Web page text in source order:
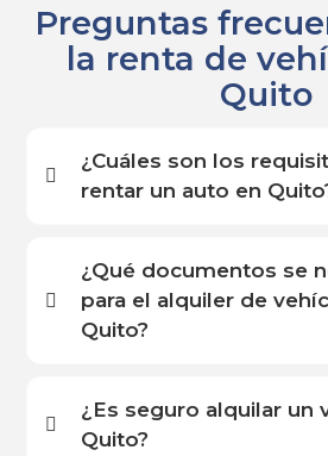
Preguntas
la renta de
Quito
¿Cuáles son los
rentar un auto en
¿Qué documentos se
para el alquiler de
Quito?
¿Es seguro alquilar un
Quito?